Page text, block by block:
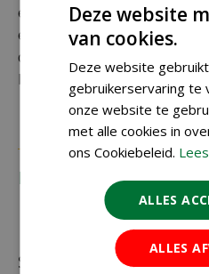
een verkeerd afleveradres
extra kosten in
daarom altijd goed je
bestelling plaatst.
Recensies
Schrijf zelf een recensie
Deze website
van cookies.
Deze website
gebruikerservaring te
onze website te
met alle cookies in
ons Cookiebeleid.
ALLES
ALLES